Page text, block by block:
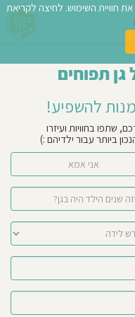
תפוחים
להשפיע!
שתפו בחוויות ועיזרו
ביותר עבור ילדיהם :)
אני אמא
חוויית השימוש. לחיצה לקריאת